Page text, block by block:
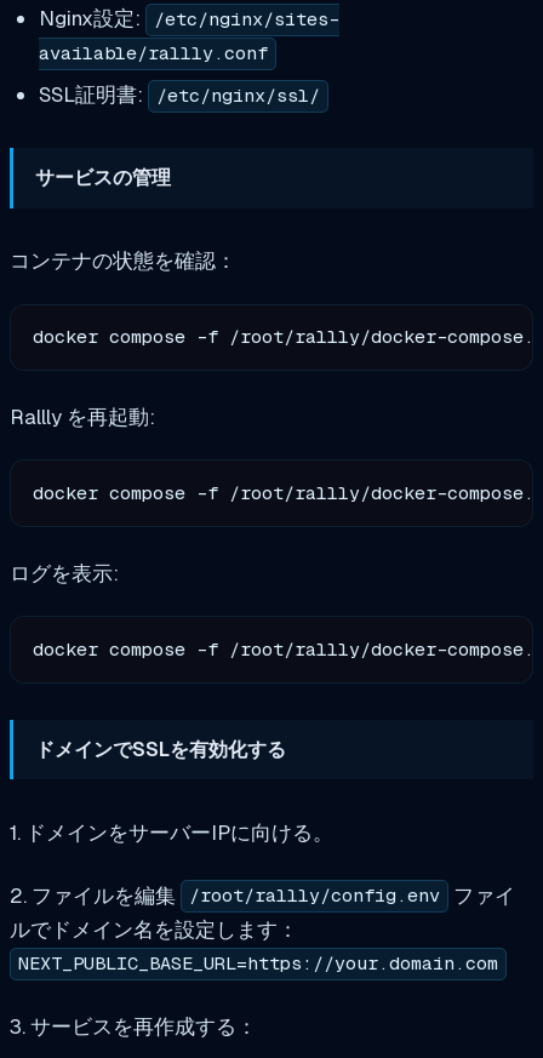
Nginx設定:
/etc/nginx/sites-
available/rallly.conf
SSL証明書: /etc/nginx/ssl/
サービスの管理
コンテナの状態を確認：
Rallly を再起動:
ログを表示:
ドメインでSSLを有効化する
1. ドメインをサーバーIPに向ける。
2. ファイルを編集 /root/rallly/config.env ファイ
ルでドメイン名を設定します：
NEXT_PUBLIC_BASE_URL=https://your.domain.com
3. サービスを再作成する：